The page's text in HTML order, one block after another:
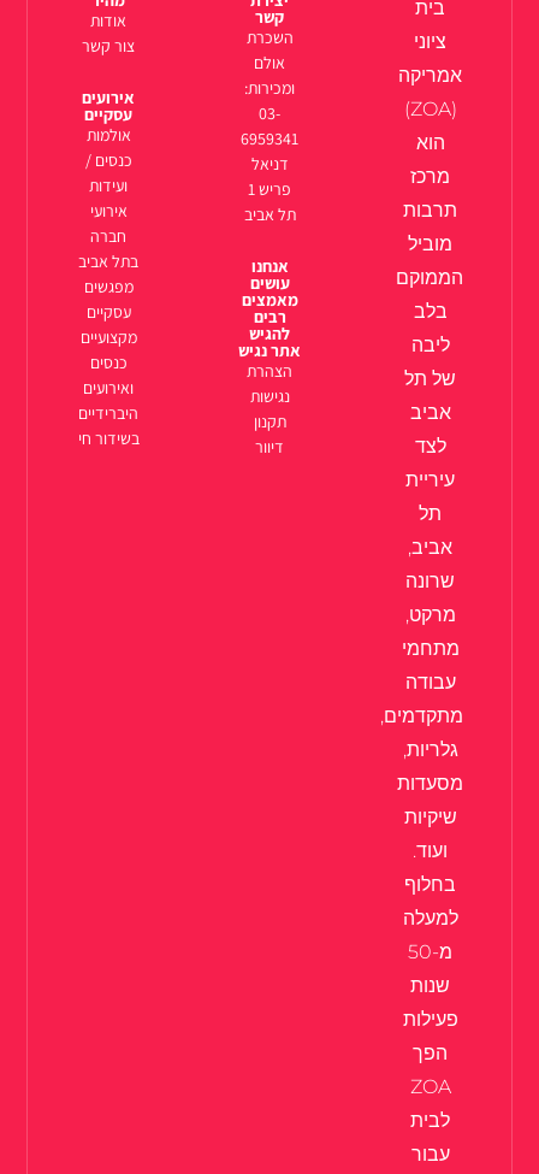
בית
ציוני
אמריקה
(ZOA)
הוא
מרכז
תרבות
מוביל
הממוקם
בלב
ליבה
של תל
אביב
לצד
עיריית
תל
אביב,
שרונה
מרקט,
מתחמי
עבודה
מתקדמים,
גלריות,
מסעדות
שיקיות
ועוד.
בחלוף
למעלה
מ-50
שנות
פעילות
הפך
ZOA
לבית
עבור
קשר
השכרת
אולם
ומכירות:
03-
6959341
דניאל
פריש 1
תל אביב
אנחנו
עושים
מאמצים
רבים
להגיש
אתר נגיש
הצהרת
נגישות
תקנון
דיוור
אודות
צור קשר
אירועים
עסקיים
אולמות
כנסים /
ועידות
אירועי
חברה
בתל אביב
מפגשים
עסקיים
מקצועיים
כנסים
ואירועים
היברידיים
בשידור חי